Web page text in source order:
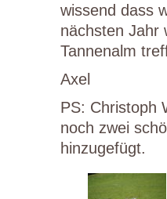
wissend dass
nächsten Jahr
Tannenalm
Axel
PS: Christoph
noch zwei
hinzugefügt.